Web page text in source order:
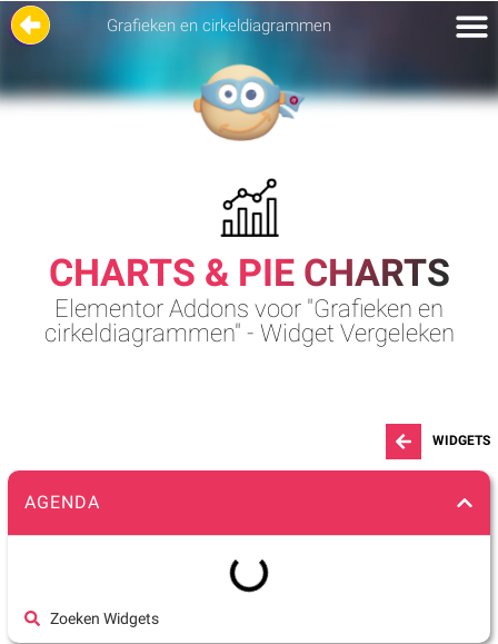
Grafieken en cirkeldiagrammen
CHARTS & PIE CHARTS
Elementor Addons voor "Grafieken en
cirkeldiagrammen" - Widget Vergeleken
WIDGETS
AGENDA
Zoeken Widgets